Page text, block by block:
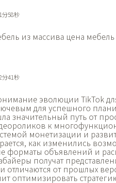
分58秒
из массива цена
分41秒
эволюции TikTok
для успешного
значительный путь от
к
монетизации и
как изменились
форматы объявлений и
получат
отличаются от прошлых
оптимизировать